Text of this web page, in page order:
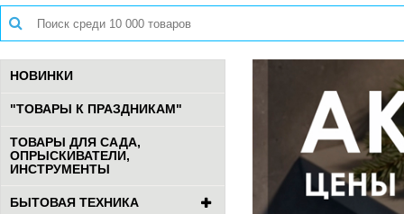
НОВИНКИ
"ТОВАРЫ К ПРАЗДНИКАМ"
ТОВАРЫ ДЛЯ САДА,
ОПРЫСКИВАТЕЛИ,
ИНСТРУМЕНТЫ
БЫТОВАЯ ТЕХНИКА